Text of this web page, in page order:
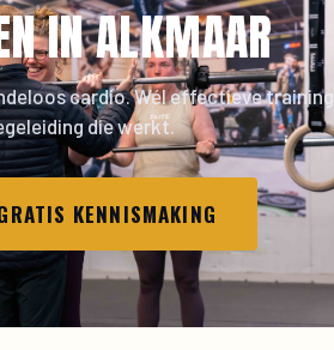
IN ALKMAAR
cardio. Wél effectieve training
die werkt.
KENNISMAKING